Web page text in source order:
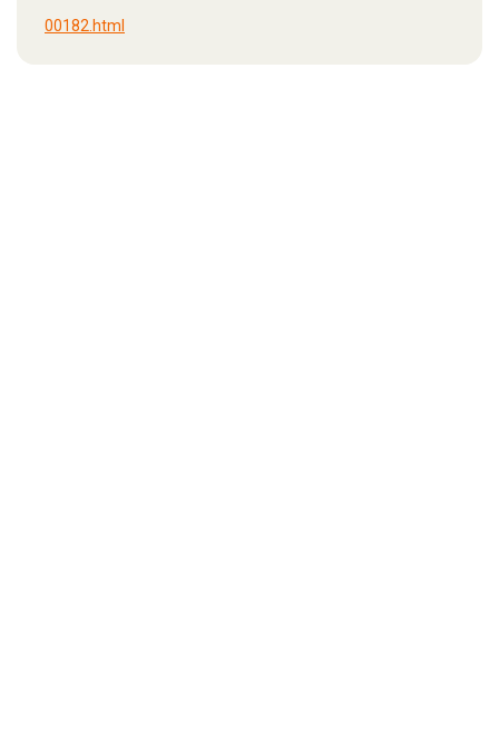
00182.html